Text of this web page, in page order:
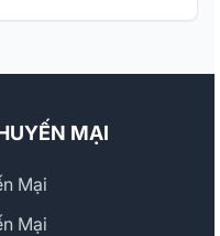
MẠI
Mại
Mại